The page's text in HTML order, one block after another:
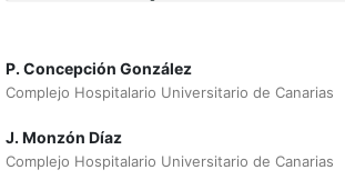
P. Concepción González
Complejo Hospitalario Universitario de Canarias
J. Monzón Díaz
Complejo Hospitalario Universitario de Canarias